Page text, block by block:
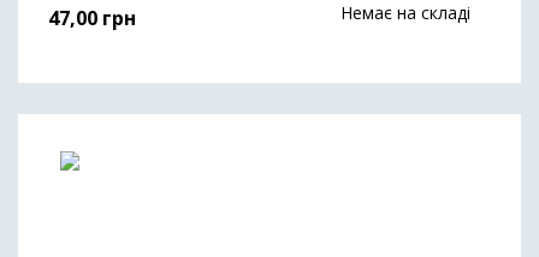
47,00 грн Немає на складі